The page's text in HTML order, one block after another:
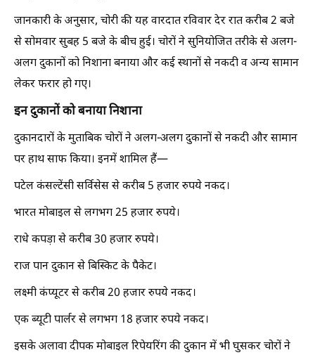
जानकारी के अनुसार, चोरी की यह वारदात रविवार देर रात करीब 2 बजे
से सोमवार सुबह 5 बजे के बीच हुई। चोरों ने सुनियोजित तरीके से अलग-
अलग दुकानों को निशाना बनाया और कई स्थानों से नकदी व अन्य सामान
लेकर फरार हो गए।
इन दुकानों को बनाया निशाना
दुकानदारों के मुताबिक चोरों ने अलग-अलग दुकानों से नकदी और सामान
पर हाथ साफ किया। इनमें शामिल हैं—
पटेल कंसल्टेंसी सर्विसेस से करीब 5 हजार रुपये नकद।
भारत मोबाइल से लगभग 25 हजार रुपये।
राधे कपड़ा से करीब 30 हजार रुपये।
राज पान दुकान से बिस्किट के पैकेट।
लक्ष्मी कंप्यूटर से करीब 20 हजार रुपये नकद।
एक ब्यूटी पार्लर से लगभग 18 हजार रुपये नकद।
इसके अलावा दीपक मोबाइल रिपेयरिंग की दुकान में भी घुसकर चोरों ने